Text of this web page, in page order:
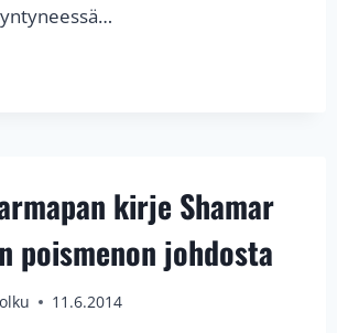
kirje Shamar
poismenon johdosta
11.6.2014